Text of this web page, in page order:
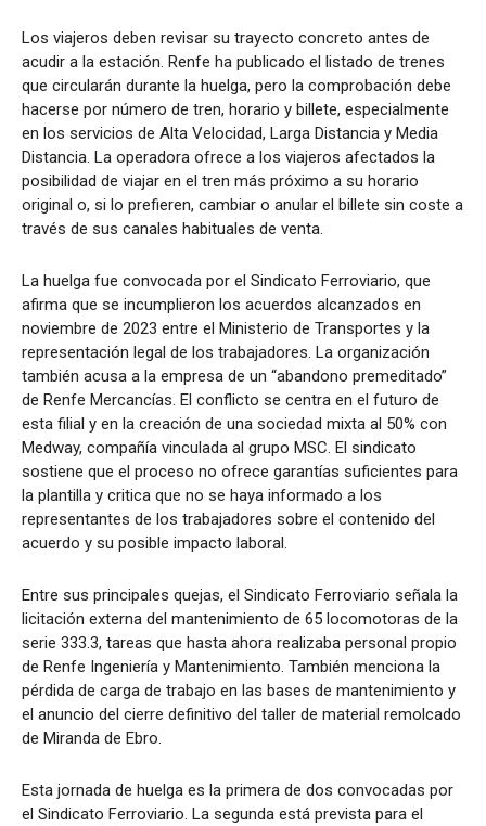
Los viajeros deben revisar su trayecto concreto antes de
acudir a la estación. Renfe ha publicado el listado de trenes
que circularán durante la huelga, pero la comprobación debe
hacerse por número de tren, horario y billete, especialmente
en los servicios de Alta Velocidad, Larga Distancia y Media
Distancia. La operadora ofrece a los viajeros afectados la
posibilidad de viajar en el tren más próximo a su horario
original o, si lo prefieren, cambiar o anular el billete sin coste a
través de sus canales habituales de venta.
La huelga fue convocada por el Sindicato Ferroviario, que
afirma que se incumplieron los acuerdos alcanzados en
noviembre de 2023 entre el Ministerio de Transportes y la
representación legal de los trabajadores. La organización
también acusa a la empresa de un “abandono premeditado”
de Renfe Mercancías. El conflicto se centra en el futuro de
esta filial y en la creación de una sociedad mixta al 50% con
Medway, compañía vinculada al grupo MSC. El sindicato
sostiene que el proceso no ofrece garantías suficientes para
la plantilla y critica que no se haya informado a los
representantes de los trabajadores sobre el contenido del
acuerdo y su posible impacto laboral.
Entre sus principales quejas, el Sindicato Ferroviario señala la
licitación externa del mantenimiento de 65 locomotoras de la
serie 333.3, tareas que hasta ahora realizaba personal propio
de Renfe Ingeniería y Mantenimiento. También menciona la
pérdida de carga de trabajo en las bases de mantenimiento y
el anuncio del cierre definitivo del taller de material remolcado
de Miranda de Ebro.
Esta jornada de huelga es la primera de dos convocadas por
el Sindicato Ferroviario. La segunda está prevista para el